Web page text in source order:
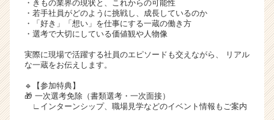
・きもの業界の現状と、これからの可能性
・若手社員がどのように挑戦し、成長しているのか
・「好き」「想い」を仕事にする一蔵の働き方
・選考で大切にしている価値観や人物像
実際に現場で活躍する社員のエピソードも交えながら、 リアル
な一蔵をお伝えします。
🔹【参加特典】
🎁 一次選考免除（書類選考・一次面接）
∟インターンシップ、職場見学などのイベント情報もご案内